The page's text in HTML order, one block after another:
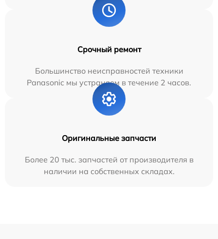
Срочный ремонт
Большинство неисправностей техники
Panasonic мы устраняем в течение 2 часов.
Оригинальные запчасти
Более 20 тыс. запчастей от производителя в
наличии на собственных складах.